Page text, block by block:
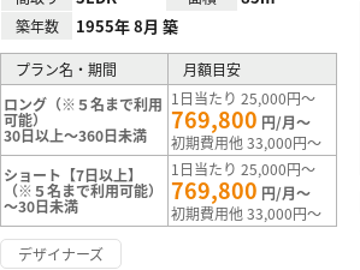
築年数 1955年 8月 築
プラン名・期間
月額目安
ロング（※５名まで利用
可能）
30日以上～360日未満
1日当たり 25,000円～
769,800 円/月～
初期費用他 33,000円～
ショート【7日以上】
（※５名まで利用可能）
～30日未満
1日当たり 25,000円～
769,800 円/月～
初期費用他 33,000円～
デザイナーズ